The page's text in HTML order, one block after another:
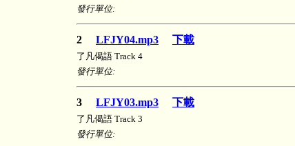
發行單位:
2 LFJY04.mp3 下載
了凡偈語 Track 4
發行單位:
3 LFJY03.mp3 下載
了凡偈語 Track 3
發行單位: